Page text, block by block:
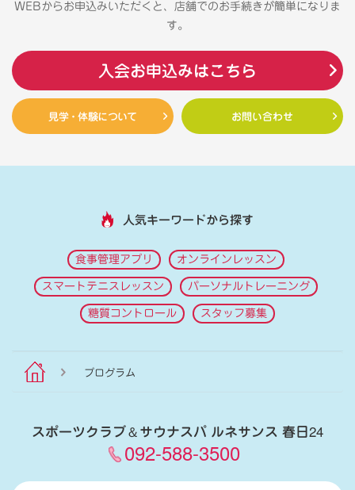
WEBからお申込みいただくと、店舗でのお手続きが簡単になりま
す。
入会お申込みはこちら
見学・体験について お問い合わせ
人気キーワードから探す
食事管理アプリ オンラインレッスン
スマートテニスレッスン パーソナルトレーニング
糖質コントロール スタッフ募集
プログラム
スポーツクラブ＆サウナスパ ルネサンス 春日24
092-588-3500